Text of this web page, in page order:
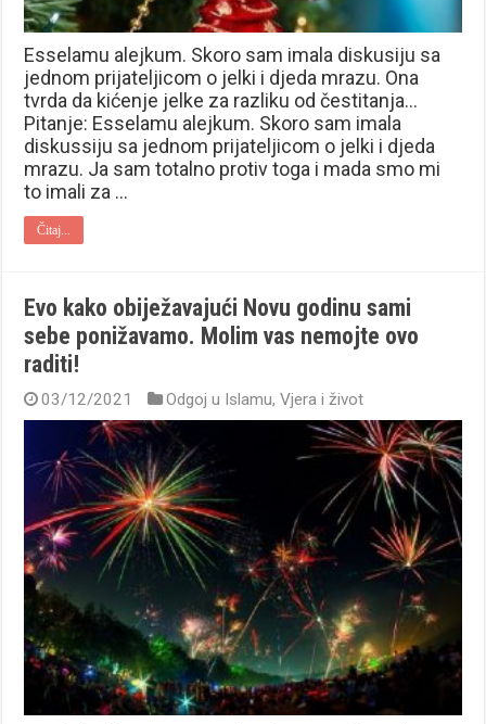
Esselamu alejkum. Skoro sam imala diskusiju sa
jednom prijateljicom o jelki i djeda mrazu. Ona
tvrda da kićenje jelke za razliku od čestitanja…
Pitanje: Esselamu alejkum. Skoro sam imala
diskussiju sa jednom prijateljicom o jelki i djeda
mrazu. Ja sam totalno protiv toga i mada smo mi
to imali za …
Čitaj...
Evo kako obiježavajući Novu godinu sami
sebe ponižavamo. Molim vas nemojte ovo
raditi!
03/12/2021 Odgoj u Islamu,Vjera i život